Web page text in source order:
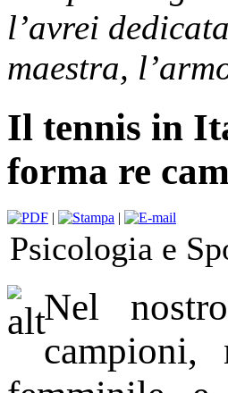
l’avrei
maestra,
Il tennis in
forma re
| |
Psicologia e
Nel
campioni,